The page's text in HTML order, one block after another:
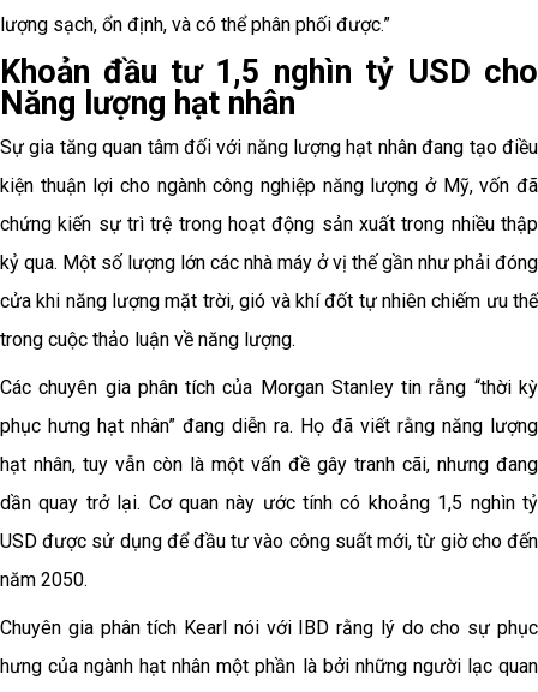
lượng sạch, ổn định, và có thể phân phối được.”
Khoản đầu tư 1,5 nghìn tỷ USD cho
Năng lượng hạt nhân
Sự gia tăng quan tâm đối với năng lượng hạt nhân đang tạo điều
kiện thuận lợi cho ngành công nghiệp năng lượng ở Mỹ, vốn đã
chứng kiến sự trì trệ trong hoạt động sản xuất trong nhiều thập
kỷ qua. Một số lượng lớn các nhà máy ở vị thế gần như phải đóng
cửa khi năng lượng mặt trời, gió và khí đốt tự nhiên chiếm ưu thế
trong cuộc thảo luận về năng lượng.
Các chuyên gia phân tích của Morgan Stanley tin rằng “thời kỳ
phục hưng hạt nhân” đang diễn ra. Họ đã viết rằng năng lượng
hạt nhân, tuy vẫn còn là một vấn đề gây tranh cãi, nhưng đang
dần quay trở lại. Cơ quan này ước tính có khoảng 1,5 nghìn tỷ
USD được sử dụng để đầu tư vào công suất mới, từ giờ cho đến
năm 2050.
Chuyên gia phân tích Kearl nói với IBD rằng lý do cho sự phục
hưng của ngành hạt nhân một phần là bởi những người lạc quan